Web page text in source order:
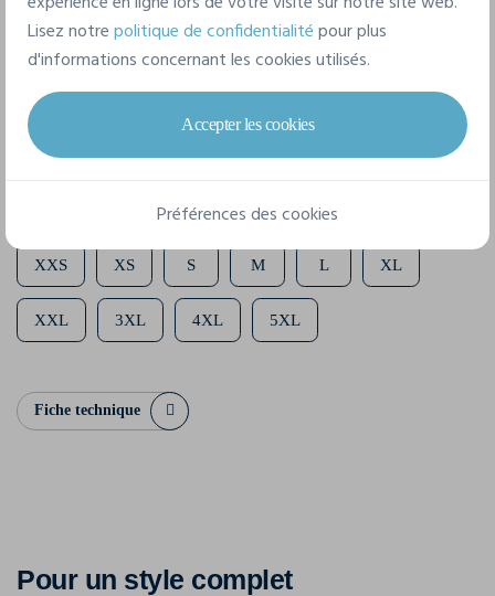
Composition
recyclé
10 tailles disponibles
XXS XS S M L XL
XXL 3XL 4XL 5XL
Fiche technique
Pour un style complet
Lisez notrepolitique de confidentialitépour plus
d'informations concernant les cookies utilisés.
Accepter les cookies
Préférences des cookies